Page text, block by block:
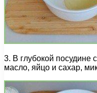
3. В глубокой посудине
масло, яйцо и сахар,